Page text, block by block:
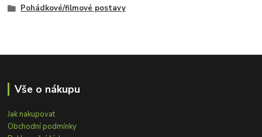
Pohádkové/filmové postavy
Vše o nákupu
Jak nakupovat
Obchodní podmínky